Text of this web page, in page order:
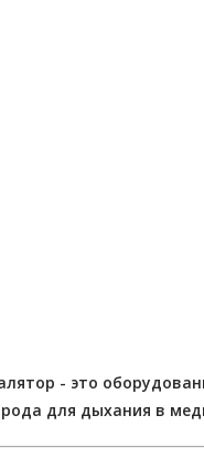
- это
для дыхания в